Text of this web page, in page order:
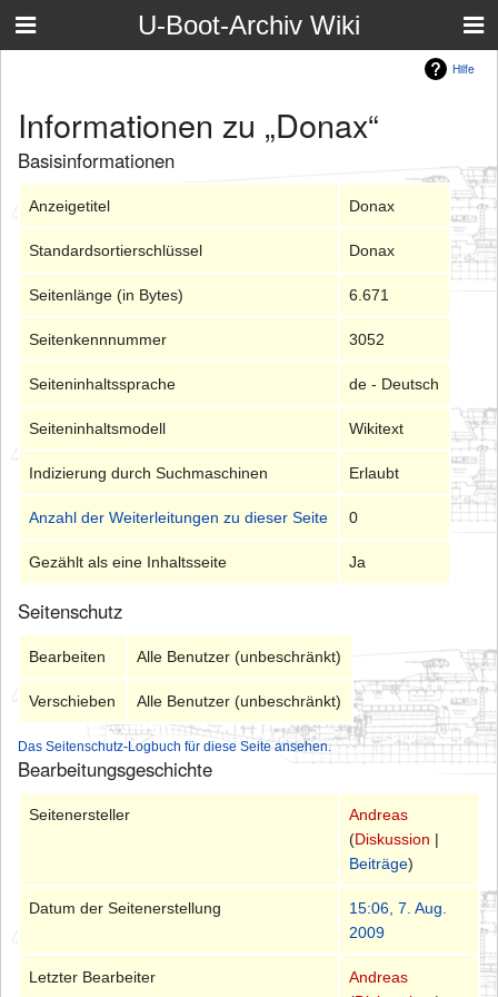
U-Boot-Archiv Wiki
Hilfe
Informationen zu „Donax“
Basisinformationen
Anzeigetitel Donax
Standardsortierschlüssel Donax
Seitenlänge (in Bytes) 6.671
Seitenkennnummer 3052
Seiteninhaltssprache de - Deutsch
Seiteninhaltsmodell Wikitext
Indizierung durch Suchmaschinen Erlaubt
Anzahl der Weiterleitungen zu dieser Seite 0
Gezählt als eine Inhaltsseite Ja
Seitenschutz
Bearbeiten Alle Benutzer (unbeschränkt)
Verschieben Alle Benutzer (unbeschränkt)
Das Seitenschutz-Logbuch für diese Seite ansehen.
Bearbeitungsgeschichte
Seitenersteller
Andreas
(Diskussion |
Beiträge)
Datum der Seitenerstellung
15:06, 7. Aug.
2009
Letzter Bearbeiter
Andreas